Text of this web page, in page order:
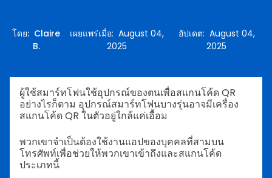
โดย: Claire
B.
เผยแพร่เมื่อ:August 04,
2025
อัปเดต: August 04,
2025
ผู้ใช้สมาร์ทโฟนใช้อุปกรณ์ของตนเพื่อสแกนโค้ด QR
อย่างไรก็ตาม อุปกรณ์สมาร์ทโฟนบางรุ่นอาจมีเครื่อง
สแกนโค้ด QR ในตัวอยู่ใกล้แค่เอื้อม
พวกเขาจำเป็นต้องใช้งานแอปของบุคคลที่สามบน
โทรศัพท์เพื่อช่วยให้พวกเขาเข้าถึงและสแกนโค้ด
ประเภทนี้